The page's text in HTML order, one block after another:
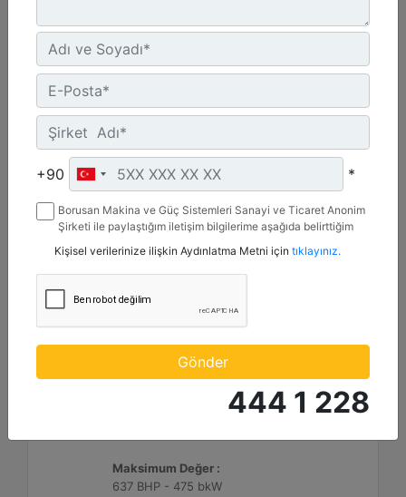
600 BHP - 447 bkW
Azami Devir :
1800 dev/dak. - 1800 dev/dak.
%2 O2 Emisyon Değeri: Yalnızca İhracat
Detay Teklif Al
Maksimum Değer :
637 BHP - 475 bkW
+90 *
Borusan Makina ve Güç Sistemleri Sanayi ve Ticaret Anonim
Şirketi ile paylaştığım iletişim bilgilerime aşağıda belirttiğim
mesaj gönderilmesine izin veriyorum.
Kişisel verilerinize ilişkin Aydınlatma Metni için tıklayınız.
Gönder
444 1 228